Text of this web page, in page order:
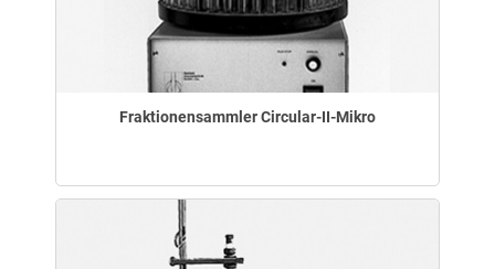
Fraktionensammler Circular-II-Mikro